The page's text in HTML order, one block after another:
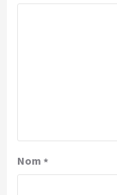
Nom *